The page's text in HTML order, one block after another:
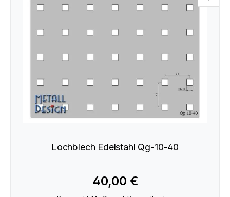
Lochblech Edelstahl Qg-10-40
40,00 €